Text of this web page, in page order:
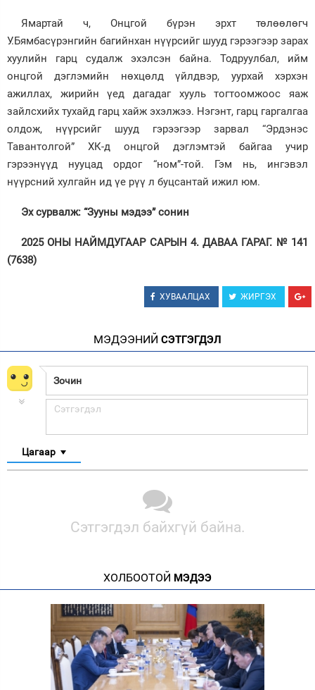
Ямартай ч, Онцгой бүрэн эрхт төлөөлөгч
У.Бямбасүрэнгийн багийнхан нүүрсийг шууд гэрээгээр зарах
хуулийн гарц судалж эхэлсэн байна. Тодруулбал, ийм
онцгой дэглэмийн нөхцөлд үйлдвэр, уурхай хэрхэн
ажиллах, жирийн үед дагадаг хууль тогтоомжоос яаж
зайлсхийх тухайд гарц хайж эхэлжээ. Нэгэнт, гарц гаргалгаа
олдож, нүүрсийг шууд гэрээгээр зарвал “Эрдэнэс
Тавантолгой” ХК-д онцгой дэглэмтэй байгаа учир
гэрээнүүд нууцад ордог “ном”-той. Гэм нь, ингэвэл
нүүрсний хулгайн ид үе рүү л буцсантай ижил юм.
Эх сурвалж: “Зууны мэдээ” сонин
2025 ОНЫ НАЙМДУГААР САРЫН 4. ДАВАА ГАРАГ. № 141
(7638)
ХУВААЛЦАХ ЖИРГЭХ
МЭДЭЭНИЙ СЭТГЭГДЭЛ
Цагаар
Сэтгэгдэл байхгүй байна.
ХОЛБООТОЙ МЭДЭЭ